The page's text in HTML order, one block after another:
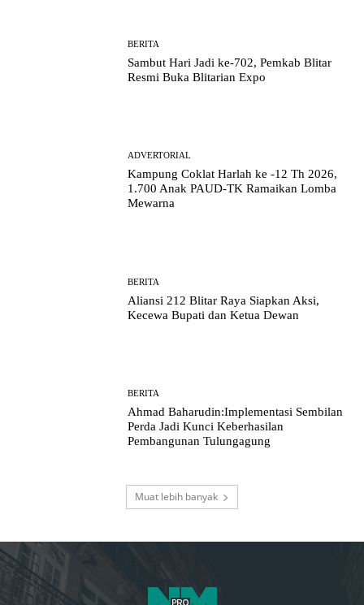
BERITA
Sambut Hari Jadi ke-702, Pemkab Blitar
Resmi Buka Blitarian Expo
ADVERTORIAL
Kampung Coklat Harlah ke -12 Th 2026,
1.700 Anak PAUD-TK Ramaikan Lomba
Mewarna
BERITA
Aliansi 212 Blitar Raya Siapkan Aksi,
Kecewa Bupati dan Ketua Dewan
BERITA
Ahmad Baharudin:Implementasi Sembilan
Perda Jadi Kunci Keberhasilan
Pembangunan Tulungagung
Muat lebih banyak